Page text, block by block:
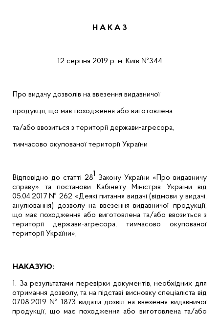
Н А К А З
12 серпня 2019 р. м. Київ №344
Про видачу дозволів на ввезення видавничої
продукції, що має походження або виготовлена
та/або ввозиться з території держави-агресора,
тимчасово окупованої території України
Відповідно до статті 281 Закону України «Про видавничу
справу» та постанови Кабінету Міністрів України від
05.04.2017 № 262 «Деякі питання видачі (відмови у видачі,
анулювання) дозволу на ввезення видавничої продукції,
що має походження або виготовлена та/або ввозиться з
території держави-агресора, тимчасово окупованої
території України»,
НАКАЗУЮ:
1. За результатами перевірки документів, необхідних для
отримання дозволу, та на підставі висновку спеціаліста від
07.08.2019 № 1873 видати дозвіл на ввезення видавничої
продукції, що має походження або виготовлена та/або